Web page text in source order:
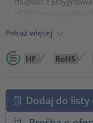
Pokaż więcej
Dodaj do